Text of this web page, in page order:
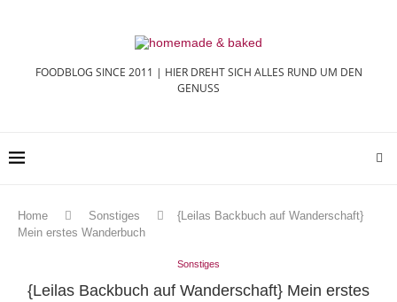
FOODBLOG SINCE 2011 | HIER DREHT SICH ALLES RUND UM DEN
GENUSS
Home Sonstiges
{Leilas Backbuch auf Wanderschaft}
Mein erstes Wanderbuch
Sonstiges
{Leilas Backbuch auf Wanderschaft} Mein erstes